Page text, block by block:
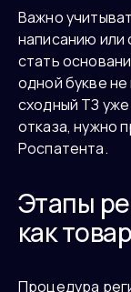
Важно
написанию или
стать
одной букве
сходный ТЗ
отказа, нужно
Роспатента.
Этапы
как
Процедура